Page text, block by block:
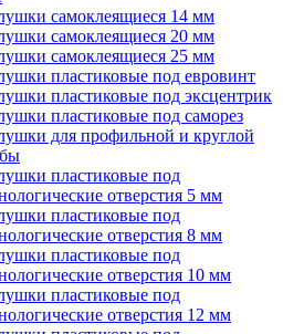
самоклеящиеся 14 мм
самоклеящиеся 20 мм
самоклеящиеся 25 мм
пластиковые под евровинт
пластиковые под эксцентрик
пластиковые под саморез
для профильной и круглой
пластиковые под
отверстия 5 мм
пластиковые под
отверстия 8 мм
пластиковые под
отверстия 10 мм
пластиковые под
отверстия 12 мм